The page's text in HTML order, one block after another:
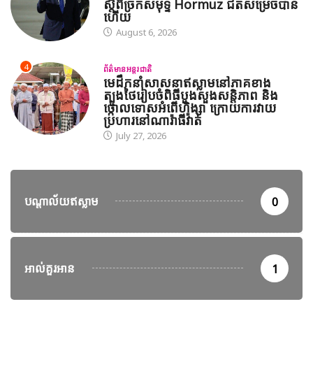
ស្តីពីច្រកសមុទ្ទ Hormuz ជិតសម្រេចបាន
ហើយ
August 6, 2026
4 ព័ត៌មានអន្តរជាតិ
មេដឹកនាំសាសនាឥស្លាមនៅភាគខាង
ត្បូងថៃរៀបចំពិធីបួងសួងសន្តិភាព និង
ថ្កោលទោសអំពើហិង្សា ក្រោយការវាយ
ប្រហារនៅណារ៉ាធីវ៉ាត់
July 27, 2026
បណ្តាល័យឥស្លាម 0
អាល់គួរអាន 1